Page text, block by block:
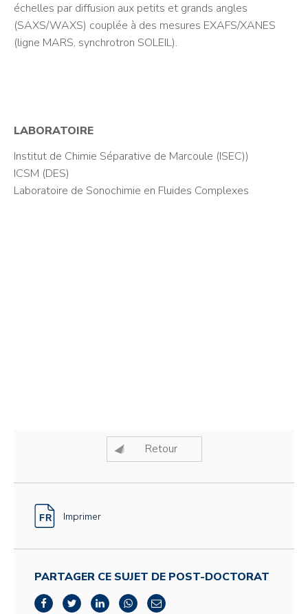
échelles par diffusion aux petits et grands angles
(SAXS/WAXS) couplée à des mesures EXAFS/XANES
(ligne MARS, synchrotron SOLEIL).
LABORATOIRE
Institut de Chimie Séparative de Marcoule (ISEC))
ICSM (DES)
Laboratoire de Sonochimie en Fluides Complexes
Retour
Imprimer
PARTAGER CE SUJET DE POST-DOCTORAT